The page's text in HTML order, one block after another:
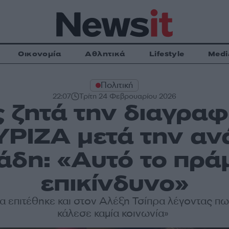
Οικονομία Αθλητικά Lifestyle
Πολιτική
22:07 Τρίτη 24 Φεβρουαρίου 2026
την
μετά την
«Αυτό το
επικίνδυνο»
και στον Αλέξη Τσίπρα λέγοντας
κάλεσε καμία κοινωνία»